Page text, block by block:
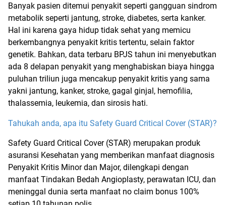
Banyak pasien ditemui penyakit seperti gangguan sindrom
metabolik seperti jantung, stroke, diabetes, serta kanker.
Hal ini karena gaya hidup tidak sehat yang memicu
berkembangnya penyakit kritis tertentu, selain faktor
genetik. Bahkan, data terbaru BPJS tahun ini menyebutkan
ada 8 delapan penyakit yang menghabiskan biaya hingga
puluhan triliun juga mencakup penyakit kritis yang sama
yakni jantung, kanker, stroke, gagal ginjal, hemofilia,
thalassemia, leukemia, dan sirosis hati.
Tahukah anda, apa itu Safety Guard Critical Cover (STAR)?
Safety Guard Critical Cover (STAR) merupakan produk
asuransi Kesehatan yang memberikan manfaat diagnosis
Penyakit Kritis Minor dan Major, dilengkapi dengan
manfaat Tindakan Bedah Angioplasty, perawatan ICU, dan
meninggal dunia serta manfaat no claim bonus 100%